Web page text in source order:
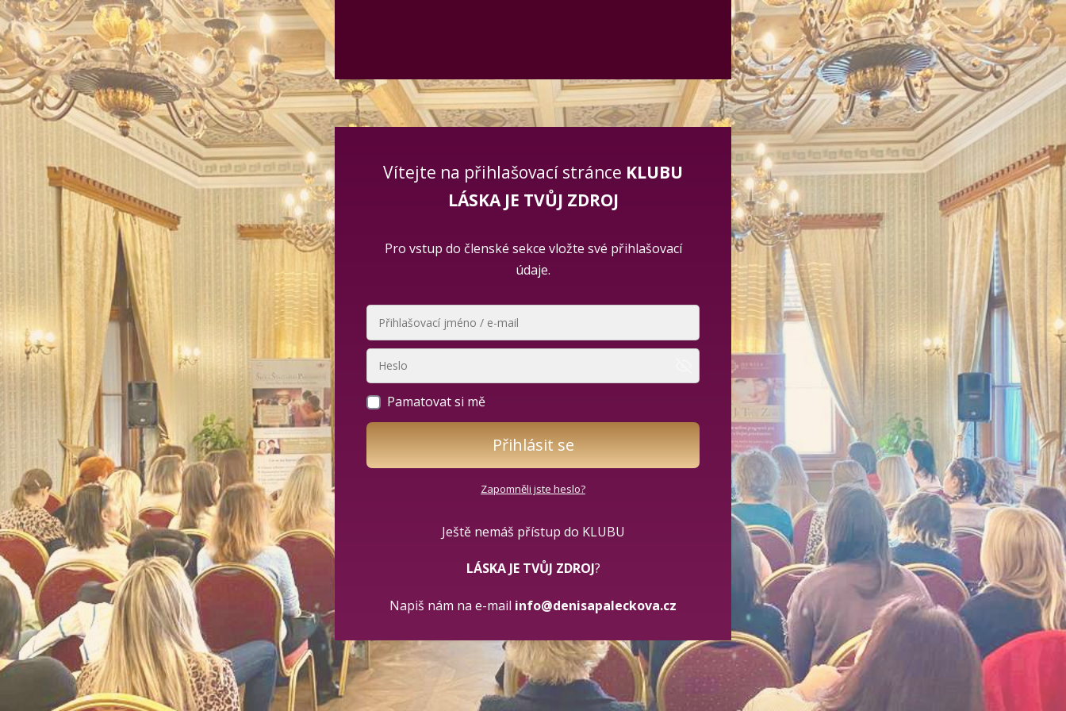
Vítejte na přihlašovací stránce KLUBU
LÁSKA JE TVŮJ ZDROJ
Pro vstup do členské sekce vložte své přihlašovací
údaje.
Pamatovat si mě
Přihlásit se
Zapomněli jste heslo?
Ještě nemáš přístup do KLUBU
LÁSKA JE TVŮJ ZDROJ?
Napiš nám na e-mail info@denisapaleckova.cz